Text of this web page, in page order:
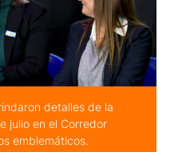
detalles de la
julio en el Corredor
emblemáticos.